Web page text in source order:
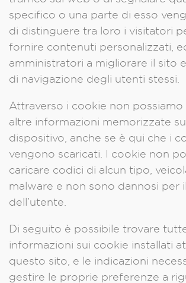
specifico o una parte di esso
di distinguere tra loro i visitatori
fornire contenuti personalizzati,
amministratori a migliorare il sito e
di navigazione degli utenti
Attraverso i cookie non possiamo
altre informazioni memorizzate
dispositivo, anche se è qui che i
vengono scaricati. I cookie non
caricare codici di alcun tipo,
malware e non sono dannosi per
dell’utente.
Di seguito è possibile trovare
informazioni sui cookie installati
questo sito, e le indicazioni
gestire le proprie preferenze a